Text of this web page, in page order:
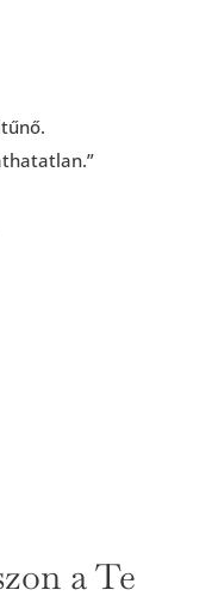
a Te